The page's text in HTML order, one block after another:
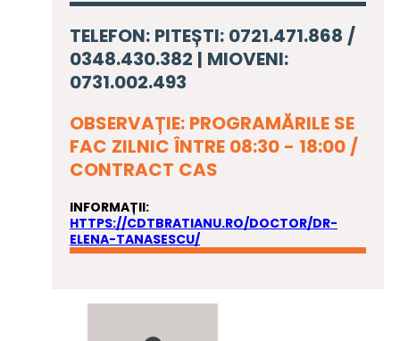
TELEFON: PITEȘTI: 0721.471.868 /
0348.430.382 | MIOVENI:
0731.002.493
OBSERVAȚIE: PROGRAMĂRILE SE
FAC ZILNIC ÎNTRE 08:30 - 18:00 /
CONTRACT CAS
INFORMAȚII:
HTTPS://CDTBRATIANU.RO/DOCTOR/DR-
ELENA-TANASESCU/